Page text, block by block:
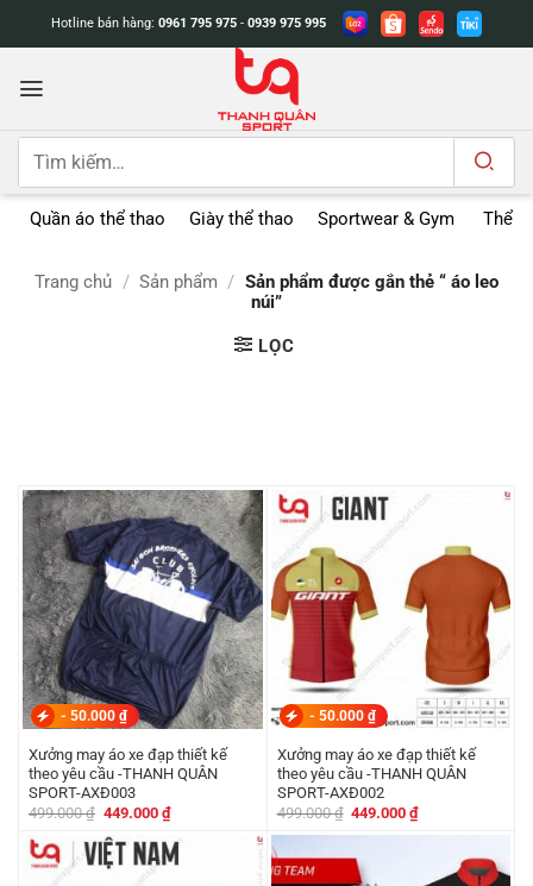
dung
Hotline bán hàng: 0961 795 975 - 0939 975 995
Tìm
Quần áo thể thao Giày thể thao Sportwear & Gym Thể
Trang chủ / Sản phẩm / Sản phẩm được gắn thẻ “ áo leo
núi”
LỌC
- 50.000 ₫
Xưởng may áo xe đạp thiết kế
theo yêu cầu -THANH QUÂN
SPORT-AXĐ003
499.000₫ Giá
là:
499.000 ₫.
449.000 ₫Giá
hiện
tại
là:
449.000 ₫.
- 50.000 ₫
Xưởng may áo xe đạp thiết kế
theo yêu cầu -THANH QUÂN
SPORT-AXĐ002
499.000₫ Giá
là:
499.000 ₫.
449.000₫Giá
449.000 ₫.